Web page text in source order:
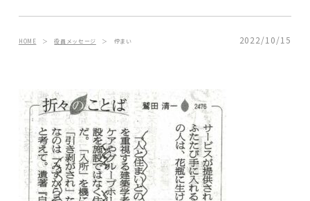
ARS HOMEとは
- ARS WAY
- 設計コンセプト
- 商品コンセプト
デザイン
お知らせ
HOME ＞役員メッセージ ＞ 佇まい 2022/10/15